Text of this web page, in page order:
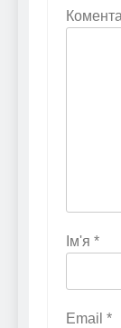
Ім'я *
Email *